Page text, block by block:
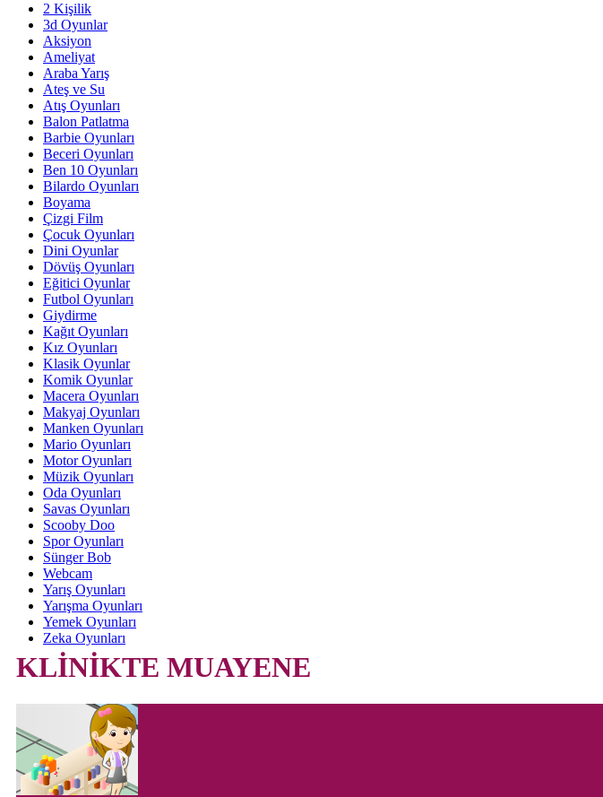
2 Kişilik
3d Oyunlar
Aksiyon
Ameliyat
Araba Yarış
Ateş ve Su
Atış Oyunları
Balon Patlatma
Barbie Oyunları
Beceri Oyunları
Ben 10 Oyunları
Bilardo Oyunları
Boyama
Çizgi Film
Çocuk Oyunları
Dini Oyunlar
Dövüş Oyunları
Eğitici Oyunlar
Futbol Oyunları
Giydirme
Kağıt Oyunları
Kız Oyunları
Klasik Oyunlar
Komik Oyunlar
Macera Oyunları
Makyaj Oyunları
Manken Oyunları
Mario Oyunları
Motor Oyunları
Müzik Oyunları
Oda Oyunları
Savas Oyunları
Scooby Doo
Spor Oyunları
Sünger Bob
Webcam
Yarış Oyunları
Yarışma Oyunları
Yemek Oyunları
Zeka Oyunları
KLİNİKTE MUAYENE